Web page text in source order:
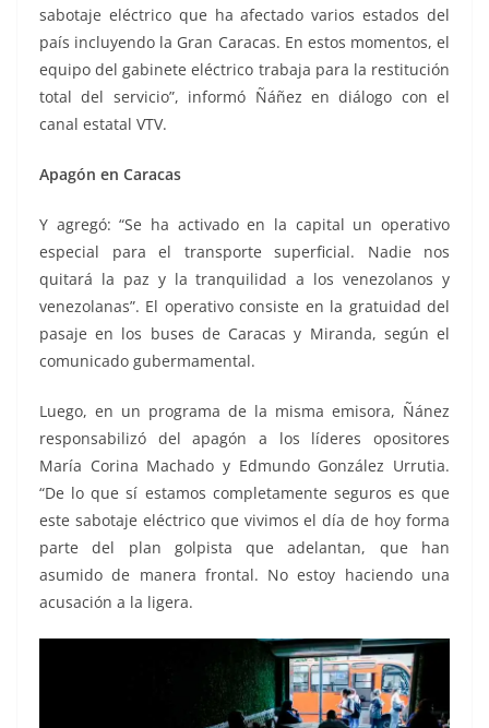
sabotaje eléctrico que ha afectado varios estados del
país incluyendo la Gran Caracas. En estos momentos, el
equipo del gabinete eléctrico trabaja para la restitución
total del servicio”, informó Ñáñez en diálogo con el
canal estatal VTV.
Apagón en Caracas
Y agregó: “Se ha activado en la capital un operativo
especial para el transporte superficial. Nadie nos
quitará la paz y la tranquilidad a los venezolanos y
venezolanas”. El operativo consiste en la gratuidad del
pasaje en los buses de Caracas y Miranda, según el
comunicado gubermamental.
Luego, en un programa de la misma emisora, Ñánez
responsabilizó del apagón a los líderes opositores
María Corina Machado y Edmundo González Urrutia.
“De lo que sí estamos completamente seguros es que
este sabotaje eléctrico que vivimos el día de hoy forma
parte del plan golpista que adelantan, que han
asumido de manera frontal. No estoy haciendo una
acusación a la ligera.